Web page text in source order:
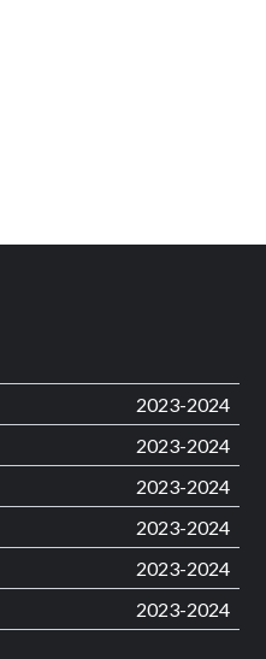
2023-2024
2023-2024
2023-2024
2023-2024
2023-2024
2023-2024